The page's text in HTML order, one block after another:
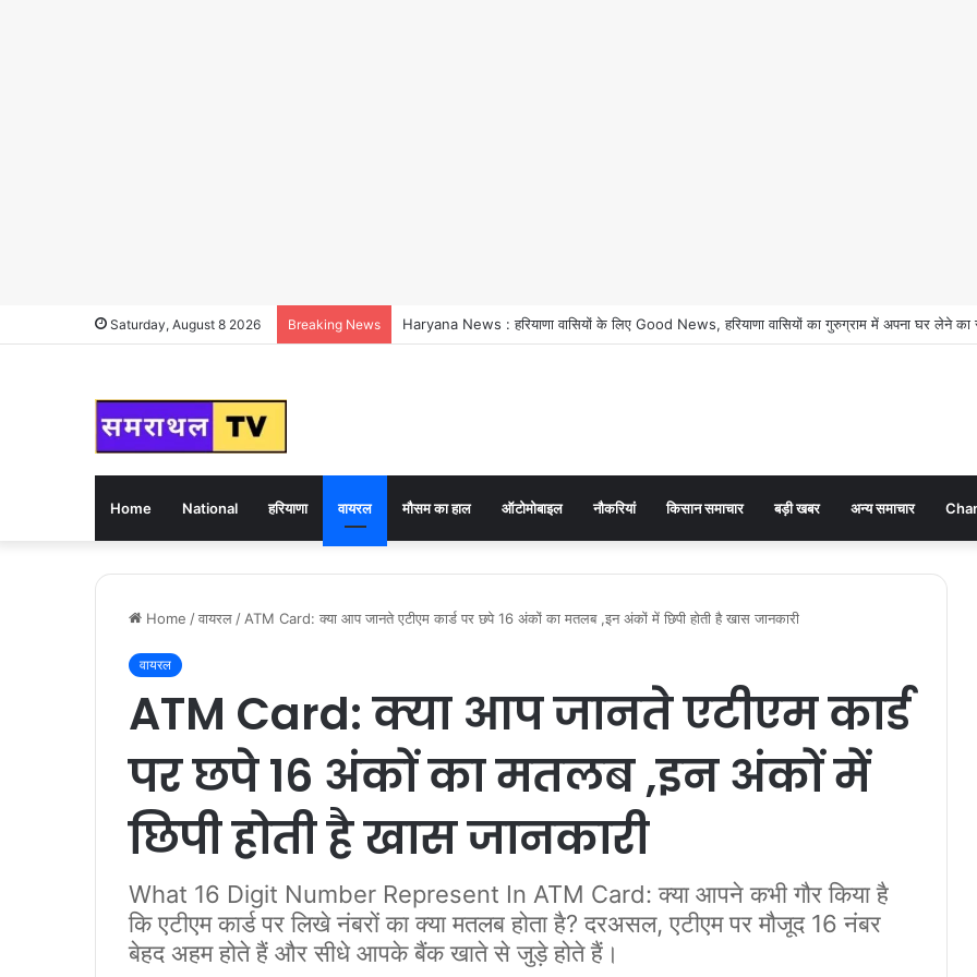
Saturday, August 8 2026 Breaking News Haryana News : हरियाणा वासियों के लिए Good News, हरियाणा वासियों का गुरुग्राम में अपना घर लेने का
Home National हरियाणा वायरल मौसम का हाल ऑटोमोबाइल नौकरियां किसान समाचार बड़ी खबर अन्य समाचार
Home /वायरल / ATM Card: क्या आप जानते एटीएम कार्ड पर छपे 16 अंकों का मतलब ,इन अंकों में छिपी होती है खास जानकारी
वायरल
ATM Card: क्या आप जानते एटीएम कार्ड
पर छपे 16 अंकों का मतलब ,इन अंकों में
छिपी होती है खास जानकारी
What 16 Digit Number Represent In ATM Card: क्या आपने कभी गौर किया है
कि एटीएम कार्ड पर लिखे नंबरों का क्या मतलब होता है? दरअसल, एटीएम पर मौजूद 16 नंबर
बेहद अहम होते हैं और सीधे आपके बैंक खाते से जुड़े होते हैं।